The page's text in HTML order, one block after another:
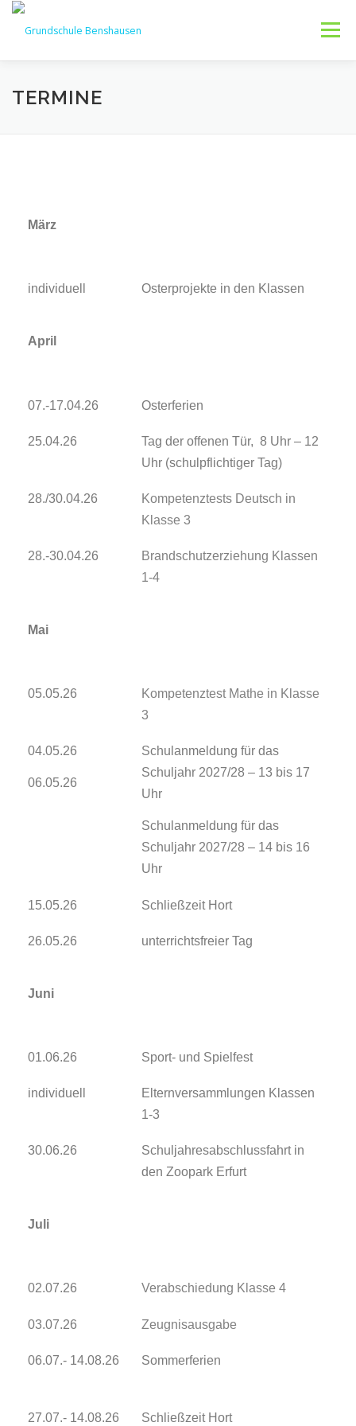
Menü
HOME LEITBILD
TERMINE
März
individuell Osterprojekte in den Klassen
April
07.-17.04.26 Osterferien
25.04.26
Tag der offenen Tür, 8 Uhr – 12
Uhr (schulpflichtiger Tag)
28./30.04.26
Kompetenztests Deutsch in
Klasse 3
28.-30.04.26
Brandschutzerziehung Klassen
1-4
Mai
05.05.26
Kompetenztest Mathe in Klasse
3
04.05.26
06.05.26
Schulanmeldung für das
Schuljahr 2027/28 – 13 bis 17
Uhr
Schulanmeldung für das
Schuljahr 2027/28 – 14 bis 16
Uhr
15.05.26 Schließzeit Hort
26.05.26 unterrichtsfreier Tag
Juni
01.06.26 Sport- und Spielfest
individuell
Elternversammlungen Klassen
1-3
30.06.26
Schuljahresabschlussfahrt in
den Zoopark Erfurt
Juli
02.07.26 Verabschiedung Klasse 4
03.07.26 Zeugnisausgabe
06.07.- 14.08.26 Sommerferien
27.07.- 14.08.26 Schließzeit Hort